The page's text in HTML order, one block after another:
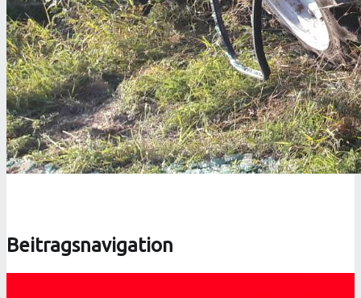
Beitragsnavigation